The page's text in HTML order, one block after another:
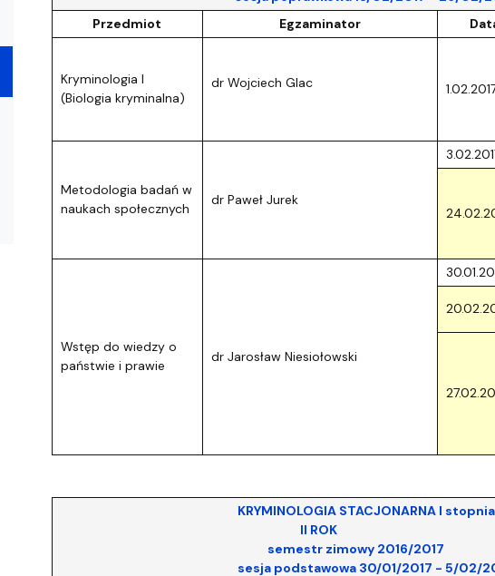
Przedmiot
Egzaminator
Kryminologia I
(Biologia kryminalna)
dr Wojciech Glac
Metodologia badań w
naukach społecznych
dr Paweł Jurek
Wstęp do wiedzy o
państwie i prawie
dr Jarosław Niesiołowski
KRYMINOLOGIA STACJONARNA I stopnia
II ROK
semestr zimowy 2016/2017
sesja podstawowa 30/01/2017 - 5/02/